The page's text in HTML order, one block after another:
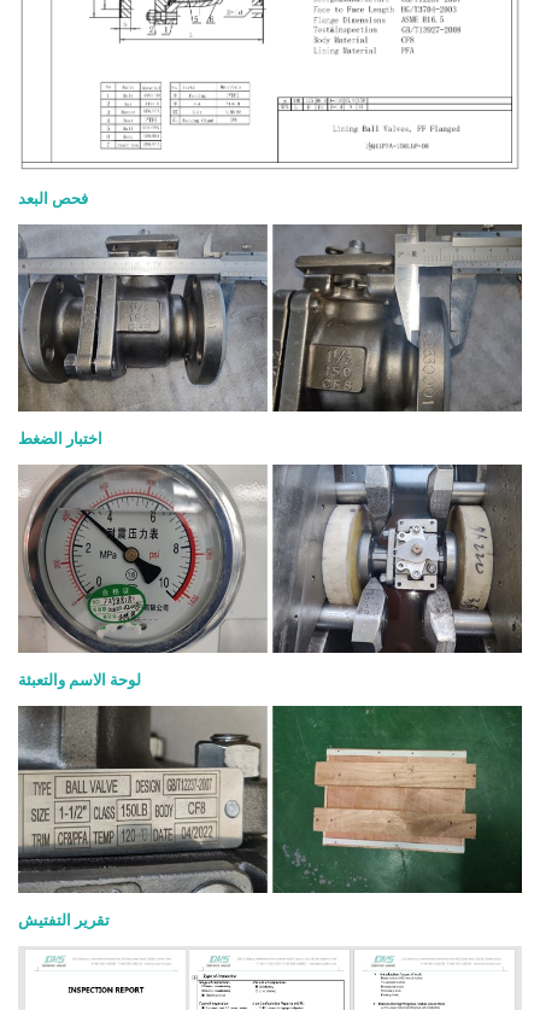
فحص البعد
اختبار الضغط
لوحة الاسم والتعبئة
تقرير التفتيش